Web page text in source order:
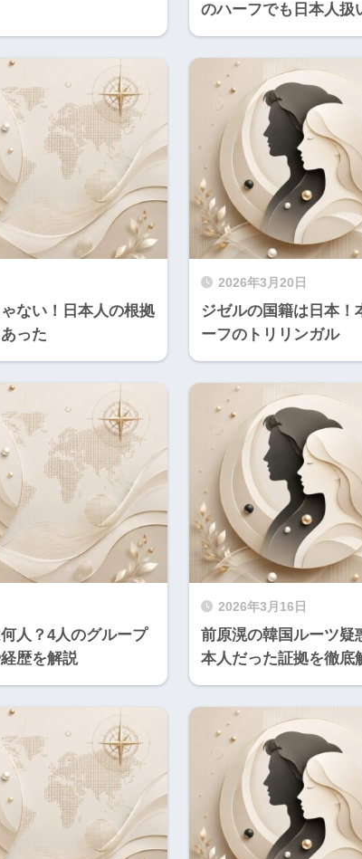
のハーフでも日本人扱
ない！日本人の根拠
った
2026年3月20日
ジゼルの国籍は日本
ーフのトリリンガル
人？4人のグループ
歴を解説
2026年3月16日
前原滉の韓国ルーツ疑
本人だった証拠を徹底